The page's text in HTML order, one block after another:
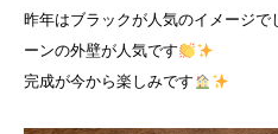
昨年はブラックが人気のイメージで
ーンの外壁が人気です
完成が今から楽しみです